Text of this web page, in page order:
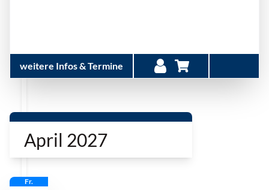
weitere Infos & Termine
April 2027
Fr.